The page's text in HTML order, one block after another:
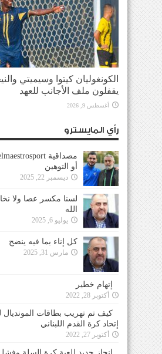
الكونغوليان كيتوا وسيميتي
يقفلون ملف الأجانب للعهد
أغسطس 9, 2026
رأي المايسترو
أو التوهين
ديسمبر 22, 2025
لسنا مكسر عصا ولا
الله
يوليو 6, 2025
كل إناء بما فيه ينضح
مارس 31, 2025
إتهام خطير
أكتوبر 28, 2022
كيف تم تهريب بطاقات المونديال
إتحاد كرة القدم اللبناني
أكتوبر 27, 2022